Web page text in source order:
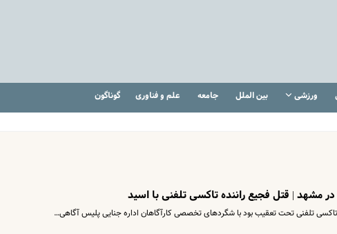
ورزشی بین الملل جامعه علم و فناوری گوناگون
مشهد | قتل فجیع راننده تاکسی تلفنی با اسید